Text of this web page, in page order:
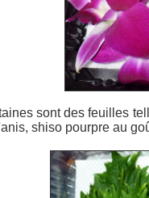
sont des feuilles
shiso pourpre au